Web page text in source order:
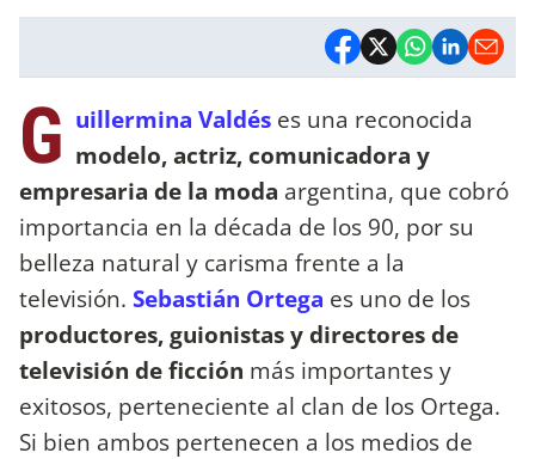
G uillermina Valdés es una reconocida
modelo, actriz, comunicadora y
empresaria de la moda argentina, que cobró
importancia en la década de los 90, por su
belleza natural y carisma frente a la
televisión. Sebastián Ortega es uno de los
productores, guionistas y directores de
televisión de ficción más importantes y
exitosos, perteneciente al clan de los Ortega.
Si bien ambos pertenecen a los medios de